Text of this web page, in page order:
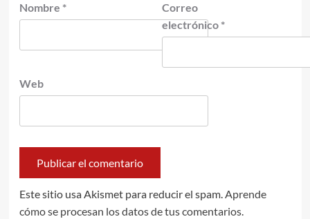
Nombre *
Correo
electrónico *
Web
Este sitio usa Akismet para reducir el spam.Aprende
cómo se procesan los datos de tus comentarios.